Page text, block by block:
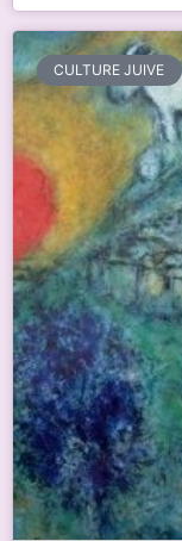
CULTURE JUIVE